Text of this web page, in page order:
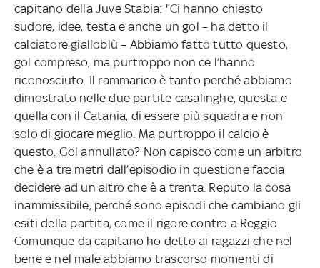
capitano della Juve Stabia: "Ci hanno chiesto
sudore, idee, testa e anche un gol – ha detto il
calciatore gialloblù – Abbiamo fatto tutto questo,
gol compreso, ma purtroppo non ce l’hanno
riconosciuto. Il rammarico è tanto perché abbiamo
dimostrato nelle due partite casalinghe, questa e
quella con il Catania, di essere più squadra e non
solo di giocare meglio. Ma purtroppo il calcio è
questo. Gol annullato? Non capisco come un arbitro
che è a tre metri dall’episodio in questione faccia
decidere ad un altro che è a trenta. Reputo la cosa
inammissibile, perché sono episodi che cambiano gli
esiti della partita, come il rigore contro a Reggio.
Comunque da capitano ho detto ai ragazzi che nel
bene e nel male abbiamo trascorso momenti di